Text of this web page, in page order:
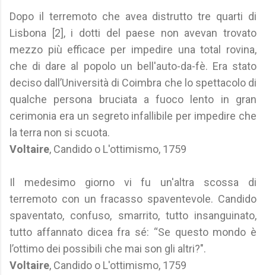
Dopo il terremoto che avea distrutto tre quarti di
Lisbona [2], i dotti del paese non avevan trovato
mezzo più efficace per impedire una total rovina,
che di dare al popolo un bell'auto-da-fè. Era stato
deciso dall’Università di Coimbra che lo spettacolo di
qualche persona bruciata a fuoco lento in gran
cerimonia era un segreto infallibile per impedire che
la terra non si scuota.
Voltaire, Candido o L'ottimismo, 1759
Il medesimo giorno vi fu un'altra scossa di
terremoto con un fracasso spaventevole. Candido
spaventato, confuso, smarrito, tutto insanguinato,
tutto affannato dicea fra sé: “Se questo mondo è
l’ottimo dei possibili che mai son gli altri?".
Voltaire, Candido o L'ottimismo, 1759